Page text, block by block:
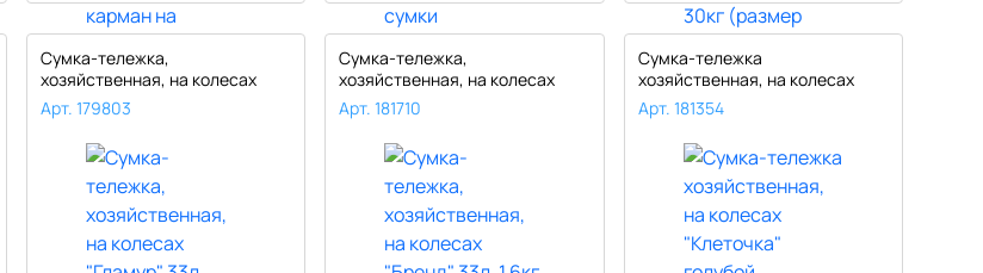
Сумка-тележка,
хозяйственная, на колесах
"Гламур" 33л, ..
Арт. 179803
Сумка-тележка,
хозяйственная, на колесах
"Бренд" 33л, 1..
Арт. 181710
Сумка-тележка
хозяйственная, на колесах
"Клеточка" голу..
Арт. 181354